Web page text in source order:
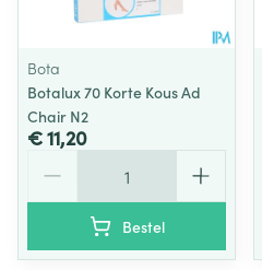
Bota
Botalux 70 Korte Kous Ad
Chair N2
€ 11,20
Bestel